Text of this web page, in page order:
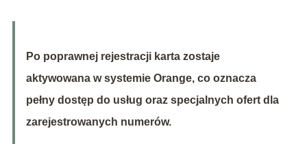
Po poprawnej rejestracji karta zostaje
aktywowana w systemie Orange, co oznacza
pełny dostęp do usług oraz specjalnych ofert dla
zarejestrowanych numerów.